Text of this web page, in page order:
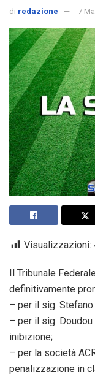
di redazione 7
Visualizzazioni:
Il Tribunale
definitivamente
– per il sig.
– per il sig.
inibizione;
– per la società
penalizzazione in